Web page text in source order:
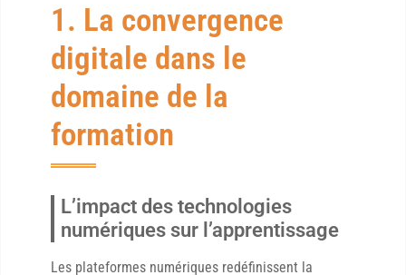
1. La convergence
digitale dans le
domaine de la
formation
L’impact des technologies
numériques sur l’apprentissage
Les plateformes numériques redéfinissent la